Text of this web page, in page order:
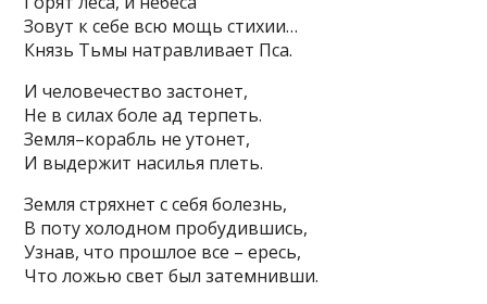
Зовут к себе всю мощь стихии…
Князь Тьмы натравливает Пса.
И человечество застонет,
Не в силах боле ад терпеть.
Земля–корабль не утонет,
И выдержит насилья плеть.
Земля стряхнет с себя болезнь,
В поту холодном пробудившись,
Узнав, что прошлое все – ересь,
Что ложью свет был затемнивши.